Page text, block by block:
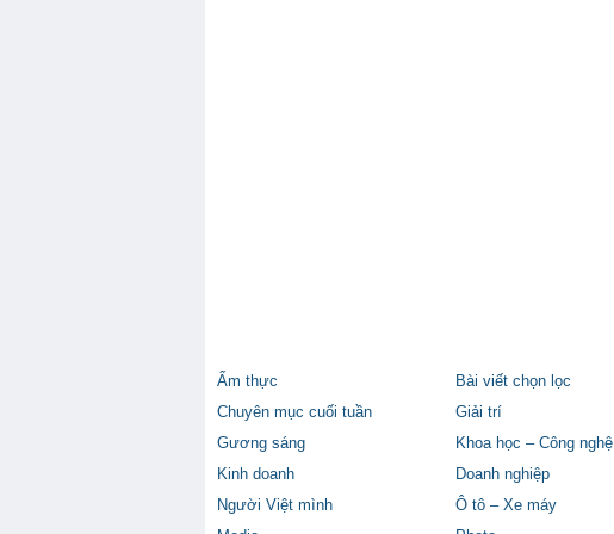
Ẩm thực Bài viết chọn lọc
Chuyên mục cuối tuần
Giải trí
Gương sáng
Khoa học – Công nghệ
Kinh doanh
Doanh nghiệp
Người Việt mình
Ô tô – Xe máy